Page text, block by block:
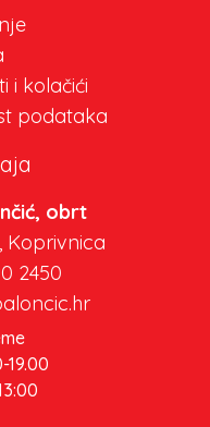
i kolačići
podataka
obrt
Koprivnica
2450
19.00